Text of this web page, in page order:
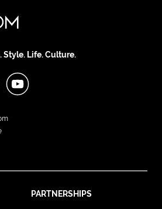
Style. Life. Culture.
PARTNERSHIPS